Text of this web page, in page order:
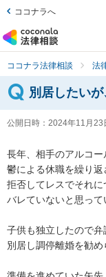
ココナラへ
ココナラ法律相談 法
別居したい
公開日時： 2024年11月23
長年、相手のアルコー
鬱による休職を繰り
拒否してレスでそれ
バレていないと思って
子供も独立したので弁
別居し調停離婚を勧め